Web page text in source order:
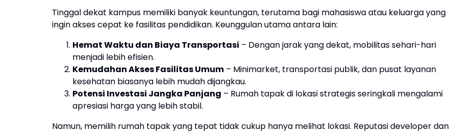
Tinggal dekat kampus memiliki banyak keuntungan, terutama bagi mahasiswa atau keluarga yang
ingin akses cepat ke fasilitas pendidikan. Keunggulan utama antara lain:
Hemat Waktu dan Biaya Transportasi – Dengan jarak yang dekat, mobilitas sehari-hari
menjadi lebih efisien.
Kemudahan Akses Fasilitas Umum – Minimarket, transportasi publik, dan pusat layanan
kesehatan biasanya lebih mudah dijangkau.
Potensi Investasi Jangka Panjang – Rumah tapak di lokasi strategis seringkali mengalami
apresiasi harga yang lebih stabil.
Namun, memilih rumah tapak yang tepat tidak cukup hanya melihat lokasi. Reputasi developer dan